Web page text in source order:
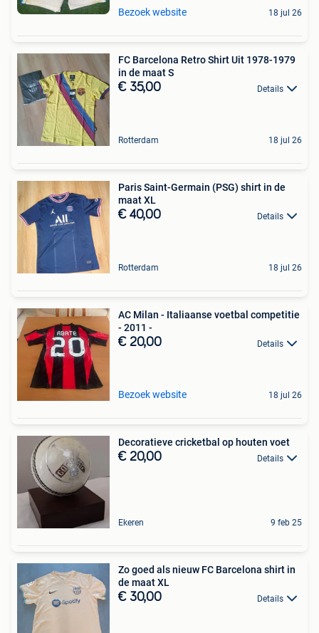
Bezoek website 18 jul 26
FC Barcelona Retro Shirt Uit 1978-1979
in de maat S
€ 35,00 Details
Rotterdam 18 jul 26
Paris Saint-Germain (PSG) shirt in de
maat XL
€ 40,00 Details
Rotterdam 18 jul 26
AC Milan - Italiaanse voetbal competitie
- 2011 -
€ 20,00 Details
Bezoek website 18 jul 26
Decoratieve cricketbal op houten voet
€ 20,00 Details
Ekeren 9 feb 25
Zo goed als nieuw FC Barcelona shirt in
de maat XL
€ 30,00 Details